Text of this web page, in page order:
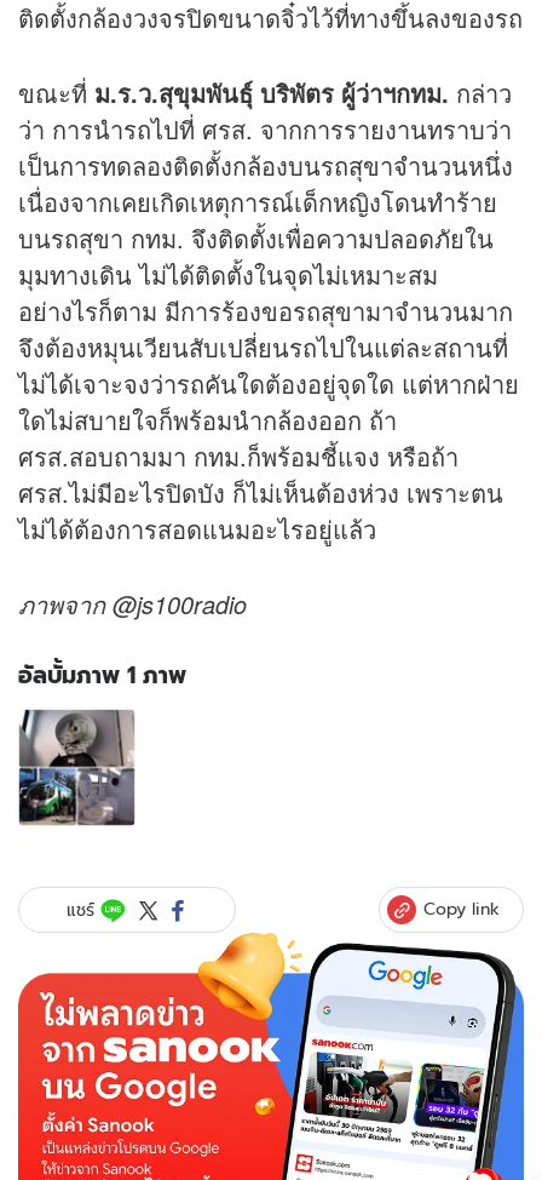
ติดตั้งกล้องวงจรปิดขนาดจิ๋วไว้ที่ทางขึ้นลงของรถ
ขณะที่ ม.ร.ว.สุขุมพันธุ์ บริพัตร ผู้ว่าฯกทม. กล่าว
ว่า การนำรถไปที่ ศรส. จากการรายงานทราบว่า
เป็นการทดลองติดตั้งกล้องบนรถสุขาจำนวนหนึ่ง
เนื่องจากเคยเกิดเหตุการณ์เด็กหญิงโดนทำร้าย
บนรถสุขา กทม. จึงติดตั้งเพื่อความปลอดภัยใน
มุมทางเดิน ไม่ได้ติดตั้งในจุดไม่เหมาะสม
อย่างไรก็ตาม มีการร้องขอรถสุขามาจำนวนมาก
จึงต้องหมุนเวียนสับเปลี่ยนรถไปในแต่ละสถานที่
ไม่ได้เจาะจงว่ารถคันใดต้องอยู่จุดใด แต่หากฝ่าย
ใดไม่สบายใจก็พร้อมนำกล้องออก ถ้า
ศรส.สอบถามมา กทม.ก็พร้อมชี้แจง หรือถ้า
ศรส.ไม่มีอะไรปิดบัง ก็ไม่เห็นต้องห่วง เพราะตน
ไม่ได้ต้องการสอดแนมอะไรอยู่แล้ว
ภาพจาก @js100radio
อัลบั้มภาพ 1 ภาพ
อัลบั้ม
ภาพ
1
ภาพ
ของ
กทม.โต้
ติด
สอด
แนม
ศรส.
ส้วม
ชาย
แชร์ Copy link